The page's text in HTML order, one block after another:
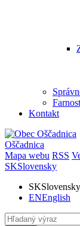
Kontakt
Oščadnica
Mapa webu RSS
SKSlovensky
SKSlovensky
ENEnglish